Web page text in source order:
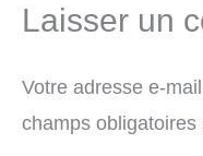
Laisser un
Votre adresse e-
champs